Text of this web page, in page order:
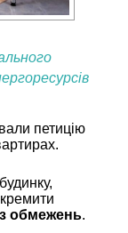
петицію
обмежень.